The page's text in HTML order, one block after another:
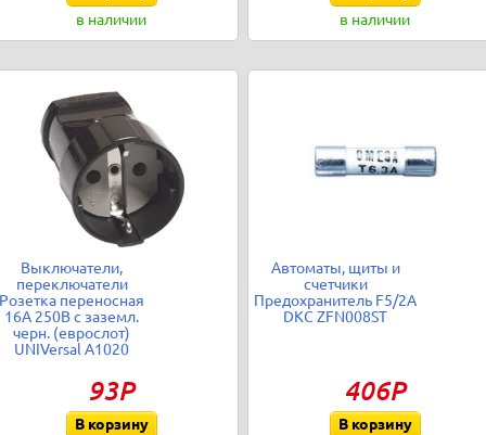
в наличии
в наличии
Выключатели,
переключатели
Розетка переносная
16А 250В с заземл.
черн. (еврослот)
UNIVersal А1020
93Р
В корзину
Автоматы, щиты и
счетчики
Предохранитель F5/2A
DKC ZFN008ST
406Р
В корзину